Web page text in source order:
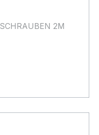
2M